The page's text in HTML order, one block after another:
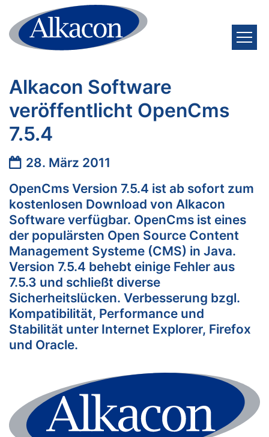
Zum Inhalt springen
Alkacon Software
veröffentlicht OpenCms
7.5.4
Datum:
28. März 2011
OpenCms Version 7.5.4 ist ab sofort zum
kostenlosen Download von Alkacon
Software verfügbar. OpenCms ist eines
der populärsten Open Source Content
Management Systeme (CMS) in Java.
Version 7.5.4 behebt einige Fehler aus
7.5.3 und schließt diverse
Sicherheitslücken. Verbesserung bzgl.
Kompatibilität, Performance und
Stabilität unter Internet Explorer, Firefox
und Oracle.